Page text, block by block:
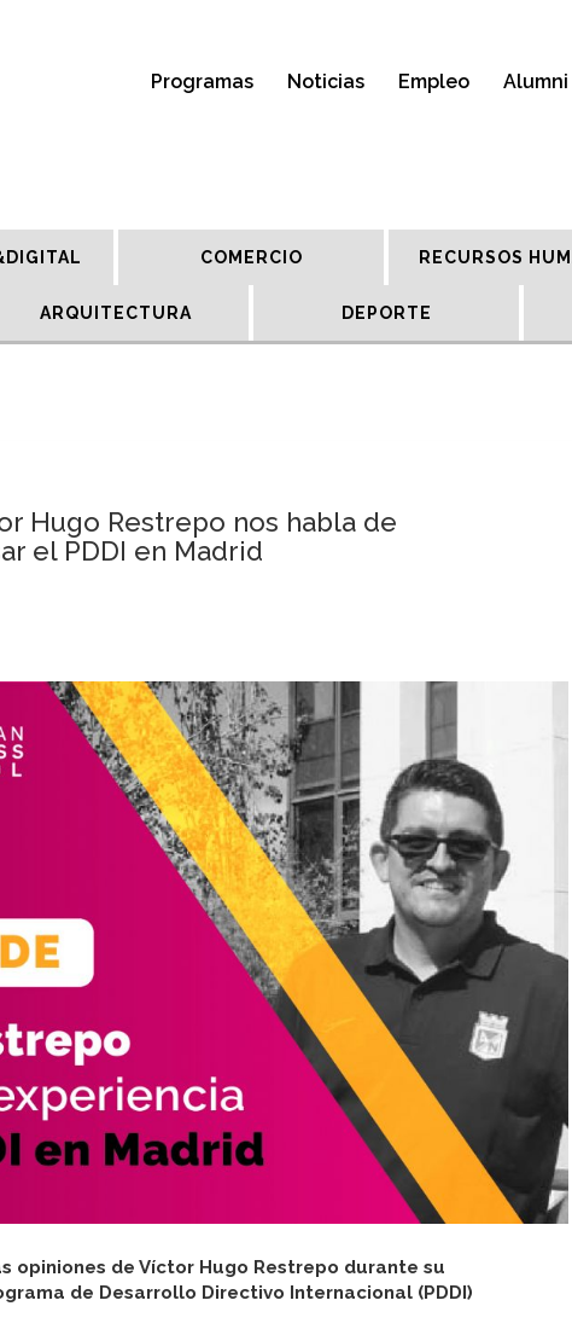
Programas Noticias Empleo Alumni
COMERCIO RECURSOS
ARQUITECTURA DEPORTE
Hugo Restrepo nos habla de
el PDDI en Madrid
opiniones de Víctor Hugo Restrepo durante su
de Desarrollo Directivo Internacional (PDDI)